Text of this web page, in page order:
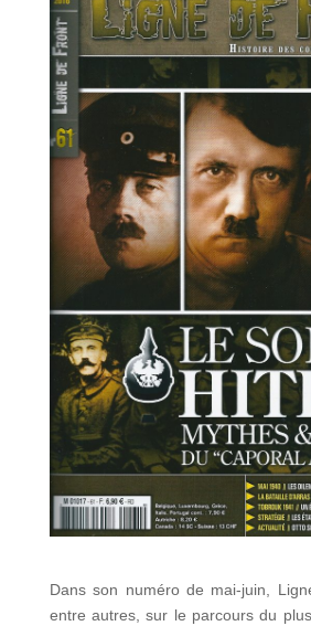
Dans son numéro de mai-juin,
entre autres, sur le parcours du